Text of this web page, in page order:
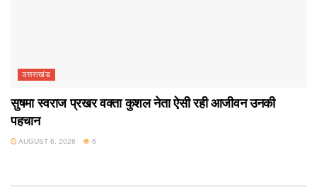
उत्तराखंड
सुषमा स्वराज प्रखर वक्ता कुशल नेता ऐसी रही आजीवन उनकी
पहचान
AUGUST 6, 2026 6